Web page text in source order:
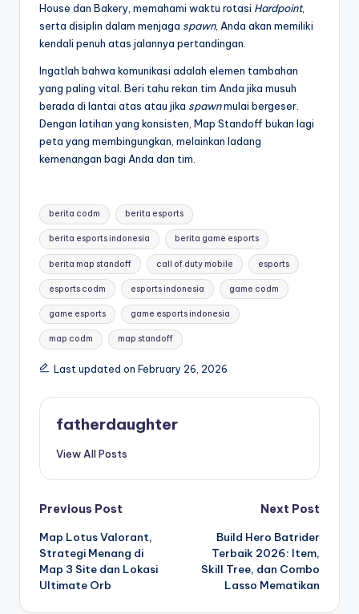
House dan Bakery, memahami waktu rotasi Hardpoint,
serta disiplin dalam menjaga spawn, Anda akan memiliki
kendali penuh atas jalannya pertandingan.
Ingatlah bahwa komunikasi adalah elemen tambahan
yang paling vital. Beri tahu rekan tim Anda jika musuh
berada di lantai atas atau jika spawnmulai bergeser.
Dengan latihan yang konsisten, Map Standoff bukan lagi
peta yang membingungkan, melainkan ladang
kemenangan bagi Anda dan tim.
Tags:
berita codm berita esports
berita esports indonesia berita game esports
berita map standoff call of duty mobile esports
esports codm esports indonesia game codm
game esports game esports indonesia
map codm map standoff
Last updated on February 26, 2026
fatherdaughter
View All Posts
Post
navigation
Previous Post
Map Lotus Valorant,
Strategi Menang di
Map 3 Site dan Lokasi
Ultimate Orb
Next Post
Build Hero Batrider
Terbaik 2026: Item,
Skill Tree, dan Combo
Lasso Mematikan